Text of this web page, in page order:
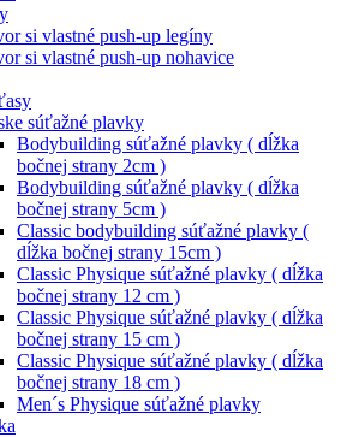
si vlastné push-up legíny
si vlastné push-up nohavice
súťažné plavky
Bodybuilding súťažné plavky ( dĺžka
bočnej strany 2cm )
Bodybuilding súťažné plavky ( dĺžka
bočnej strany 5cm )
Classic bodybuilding súťažné plavky (
dĺžka bočnej strany 15cm )
Classic Physique súťažné plavky ( dĺžka
bočnej strany 12 cm )
Classic Physique súťažné plavky ( dĺžka
bočnej strany 15 cm )
Classic Physique súťažné plavky ( dĺžka
bočnej strany 18 cm )
Men´s Physique súťažné plavky